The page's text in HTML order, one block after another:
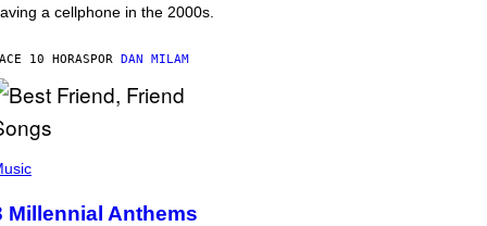
a cellphone in the 2000s.
10 HORASPOR DAN MILAM
Millennial Anthems